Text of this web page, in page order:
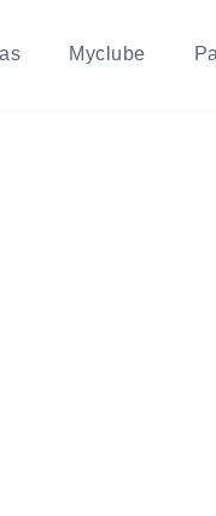
Myclube